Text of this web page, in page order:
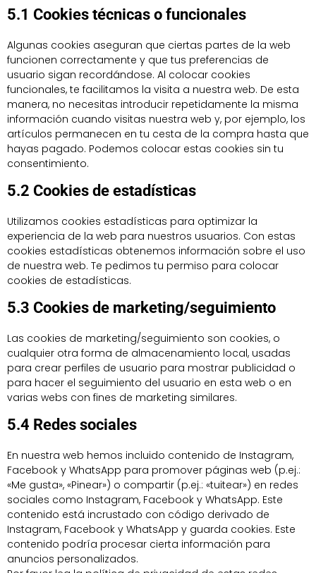
5.1 Cookies técnicas o funcionales
Algunas cookies aseguran que ciertas partes de la web
funcionen correctamente y que tus preferencias de
usuario sigan recordándose. Al colocar cookies
funcionales, te facilitamos la visita a nuestra web. De esta
manera, no necesitas introducir repetidamente la misma
información cuando visitas nuestra web y, por ejemplo, los
artículos permanecen en tu cesta de la compra hasta que
hayas pagado. Podemos colocar estas cookies sin tu
consentimiento.
5.2 Cookies de estadísticas
Utilizamos cookies estadísticas para optimizar la
experiencia de la web para nuestros usuarios. Con estas
cookies estadísticas obtenemos información sobre el uso
de nuestra web. Te pedimos tu permiso para colocar
cookies de estadísticas.
5.3 Cookies de marketing/seguimiento
Las cookies de marketing/seguimiento son cookies, o
cualquier otra forma de almacenamiento local, usadas
para crear perfiles de usuario para mostrar publicidad o
para hacer el seguimiento del usuario en esta web o en
varias webs con fines de marketing similares.
5.4 Redes sociales
En nuestra web hemos incluido contenido de Instagram,
Facebook y WhatsApp para promover páginas web (p.ej.:
«Me gusta», «Pinear») o compartir (p.ej.: «tuitear») en redes
sociales como Instagram, Facebook y WhatsApp. Este
contenido está incrustado con código derivado de
Instagram, Facebook y WhatsApp y guarda cookies. Este
contenido podría procesar cierta información para
anuncios personalizados.